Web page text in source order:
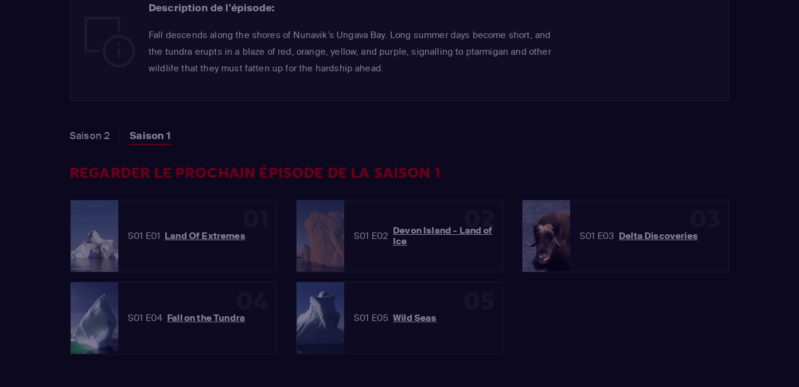
Description de l'épisode:
Fall descends along the shores of Nunavik’s Ungava Bay. Long summer days become short, and
the tundra erupts in a blaze of red, orange, yellow, and purple, signalling to ptarmigan and other
wildlife that they must fatten up for the hardship ahead.
Saison 2 Saison 1
REGARDER LE PROCHAIN ÉPISODE DE LA SAISON 1
S01 E01 Land Of Extremes
02
S01 E02 Devon Island - Land of
Ice
S01 E03 Delta Discoveries
S01 E04 Fall on the Tundra S01 E05 Wild Seas